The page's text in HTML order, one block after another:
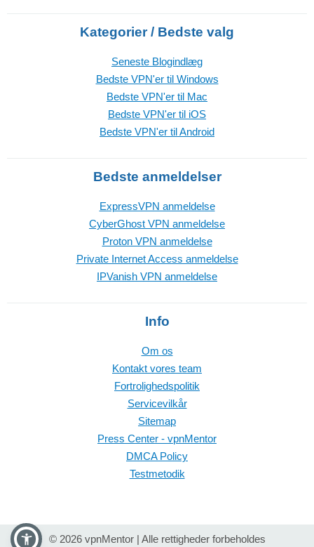
Kategorier / Bedste valg
Seneste Blogindlæg
Bedste VPN'er til Windows
Bedste VPN'er til Mac
Bedste VPN'er til iOS
Bedste VPN'er til Android
Bedste anmeldelser
ExpressVPN anmeldelse
CyberGhost VPN anmeldelse
Proton VPN anmeldelse
Private Internet Access anmeldelse
IPVanish VPN anmeldelse
Info
Om os
Kontakt vores team
Fortrolighedspolitik
Servicevilkår
Sitemap
Press Center - vpnMentor
DMCA Policy
Testmetodik
© 2026 vpnMentor | Alle rettigheder forbeholdes